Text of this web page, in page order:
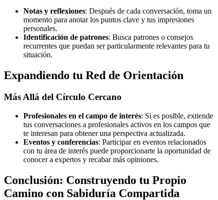
Notas y reflexiones: Después de cada conversación, toma un
momento para anotar los puntos clave y tus impresiones
personales.
Identificación de patrones: Busca patrones o consejos
recurrentes que puedan ser particularmente relevantes para tu
situación.
Expandiendo tu Red de Orientación
Más Allá del Círculo Cercano
Profesionales en el campo de interés: Si es posible, extiende
tus conversaciones a profesionales activos en los campos que
te interesan para obtener una perspectiva actualizada.
Eventos y conferencias: Participar en eventos relacionados
con tu área de interés puede proporcionarte la oportunidad de
conocer a expertos y recabar más opiniones.
Conclusión: Construyendo tu Propio
Camino con Sabiduría Compartida